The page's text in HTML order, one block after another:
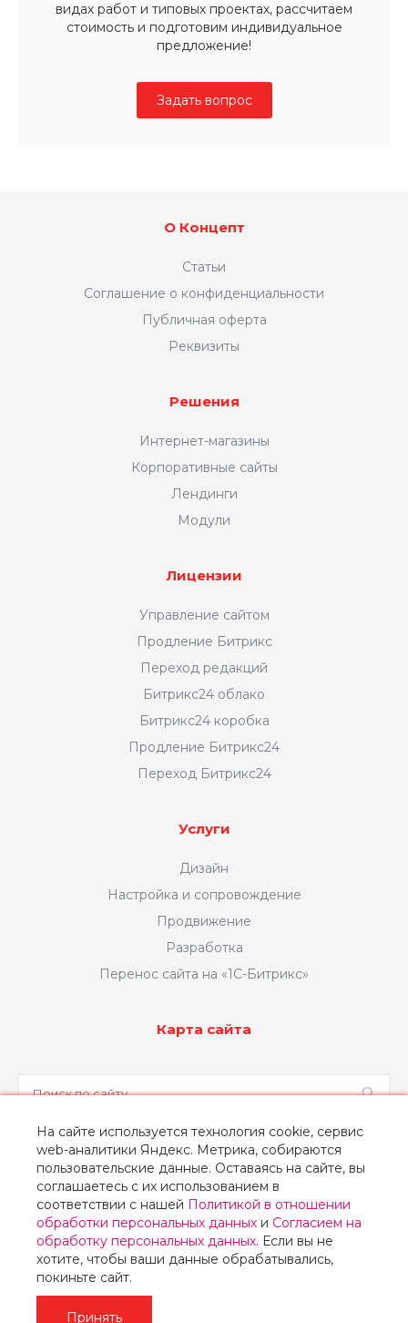
видах работ и типовых проектах, рассчитаем
стоимость и подготовим индивидуальное
предложение!
Задать вопрос
О Концепт
Статьи
Соглашение о конфиденциальности
Публичная оферта
Реквизиты
Решения
Интернет-магазины
Корпоративные сайты
Лендинги
Модули
Лицензии
Управление сайтом
Продление Битрикс
Переход редакций
Битрикс24 облако
Битрикс24 коробка
Продление Битрикс24
Переход Битрикс24
Услуги
Дизайн
Настройка и сопровождение
Продвижение
Разработка
Перенос сайта на «1С-Битрикс»
Карта сайта
Заказать звонок
© 2026 Концепт, Все права защищены
На сайте используется технология cookie, сервис
web-аналитики Яндекс. Метрика, собираются
пользовательские данные. Оставаясь на сайте, вы
соглашаетесь с их использованием в
соответствии с нашей Политикой в отношении
обработки персональных данных и Согласием на
обработку персональных данных. Если вы не
хотите, чтобы ваши данные обрабатывались,
покиньте сайт.
Принять